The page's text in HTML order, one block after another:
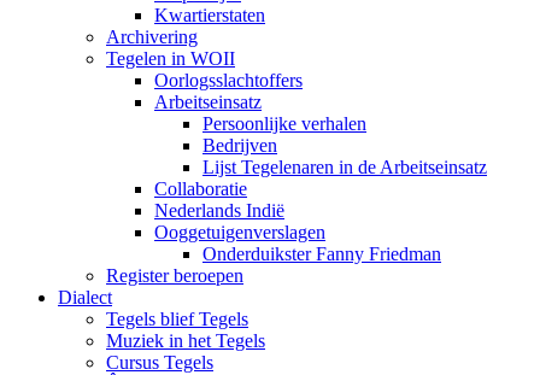
Kwartierstaten
Archivering
Tegelen in WOII
Oorlogsslachtoffers
Arbeitseinsatz
Persoonlijke verhalen
Bedrijven
Lijst Tegelenaren in de Arbeitseinsatz
Collaboratie
Nederlands Indië
Ooggetuigenverslagen
Onderduikster Fanny Friedman
Register beroepen
Dialect
Tegels blief Tegels
Muziek in het Tegels
Cursus Tegels